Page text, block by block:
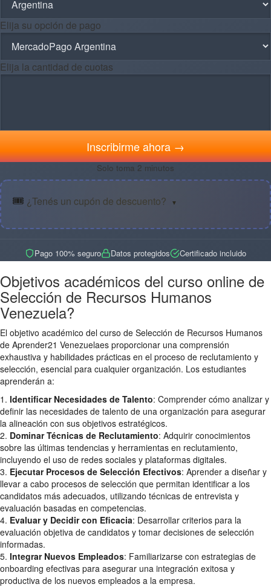
Elija su opción de pago
Elija la cantidad de cuotas
Inscribirme ahora →
Solo toma 2 minutos
🎟️ ¿Tenés un cupón de descuento? ▼
Pago 100% seguro Datos protegidos Certificado incluido
Objetivos académicos del curso online de
Selección de Recursos Humanos
Venezuela?
El objetivo académico del curso de Selección de Recursos Humanos
de Aprender21 Venezuelaes proporcionar una comprensión
exhaustiva y habilidades prácticas en el proceso de reclutamiento y
selección, esencial para cualquier organización. Los estudiantes
aprenderán a:
1. Identificar Necesidades de Talento: Comprender cómo analizar y
definir las necesidades de talento de una organización para asegurar
la alineación con sus objetivos estratégicos.
2. Dominar Técnicas de Reclutamiento: Adquirir conocimientos
sobre las últimas tendencias y herramientas en reclutamiento,
incluyendo el uso de redes sociales y plataformas digitales.
3. Ejecutar Procesos de Selección Efectivos: Aprender a diseñar y
llevar a cabo procesos de selección que permitan identificar a los
candidatos más adecuados, utilizando técnicas de entrevista y
evaluación basadas en competencias.
4. Evaluar y Decidir con Eficacia: Desarrollar criterios para la
evaluación objetiva de candidatos y tomar decisiones de selección
informadas.
5. Integrar Nuevos Empleados: Familiarizarse con estrategias de
onboarding efectivas para asegurar una integración exitosa y
productiva de los nuevos empleados a la empresa.